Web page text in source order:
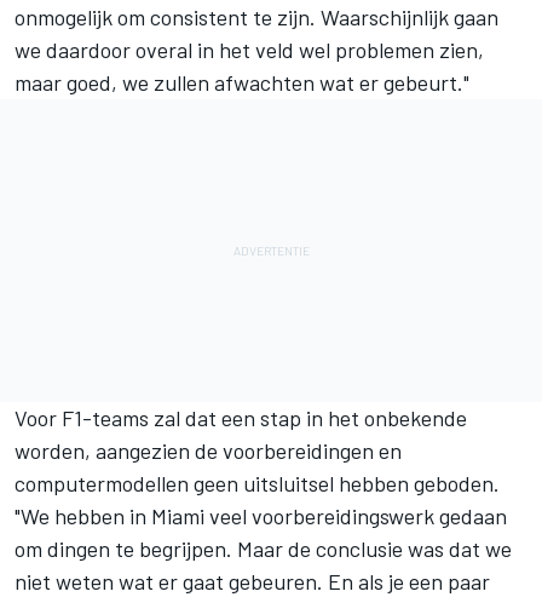
onmogelijk om consistent te zijn. Waarschijnlijk gaan
we daardoor overal in het veld wel problemen zien,
maar goed, we zullen afwachten wat er gebeurt."
Voor F1-teams zal dat een stap in het onbekende
worden, aangezien de voorbereidingen en
computermodellen geen uitsluitsel hebben geboden.
"We hebben in Miami veel voorbereidingswerk gedaan
om dingen te begrijpen. Maar de conclusie was dat we
niet weten wat er gaat gebeuren. En als je een paar